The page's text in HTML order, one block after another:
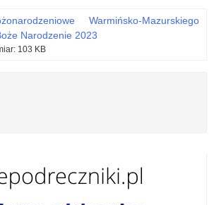
Warmińsko-Mazurskiego
Narodzenie 2023
103 KB